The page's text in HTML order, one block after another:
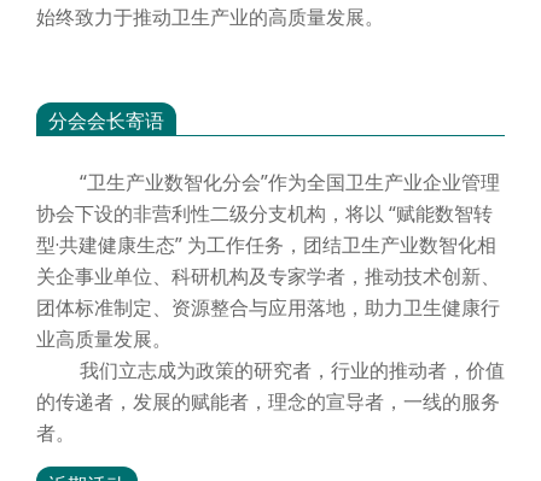
始终致力于推动卫生产业的高质量发展。
分会会长寄语
“卫生产业数智化分会”作为全国卫生产业企业管理
协会下设的非营利性二级分支机构，将以 “赋能数智转
型·共建健康生态” 为工作任务，团结卫生产业数智化相
关企事业单位、科研机构及专家学者，推动技术创新、
团体标准制定、资源整合与应用落地，助力卫生健康行
业高质量发展。
我们立志成为政策的研究者，行业的推动者，价值
的传递者，发展的赋能者，理念的宣导者，一线的服务
者。